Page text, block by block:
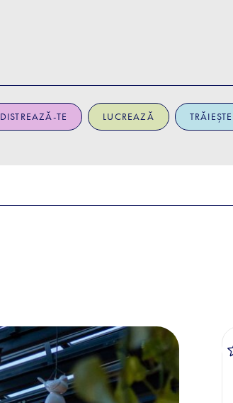
DISTREAZĂ-TE LUCREAZĂ TRĂIEȘTE